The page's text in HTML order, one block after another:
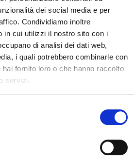
dei social media e per
Condividiamo inoltre
in cui utilizzi il nostro sito con i
di analisi dei dati web,
i quali potrebbero combinarle con
fornito loro o che hanno raccolto
servizi.
all'Oceano Pacifico
un’avventura on the road in Canada in
con accompagnatore italiano. Laghi